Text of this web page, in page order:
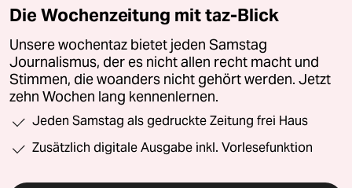
Die Wochenzeitung mit taz-Blick
Unsere wochentaz bietet jeden Samstag
Journalismus, der es nicht allen recht macht und
Stimmen, die woanders nicht gehört werden. Jetzt
zehn Wochen lang kennenlernen.
Jeden Samstag als gedruckte Zeitung frei Haus
Zusätzlich digitale Ausgabe inkl. Vorlesefunktion